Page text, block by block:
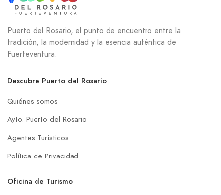
Puerto del Rosario, el punto de encuentro entre la
tradición, la modernidad y la esencia auténtica de
Fuerteventura.
Descubre Puerto del Rosario
Quiénes somos
Ayto. Puerto del Rosario
Agentes Turísticos
Política de Privacidad
Oficina de Turismo